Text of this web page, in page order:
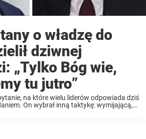
o władzę do
dziwnej
„Tylko Bóg wie,
tu jutro”
na które wielu liderów odpowiada dziś
On wybrał inną taktykę: wymijającą,